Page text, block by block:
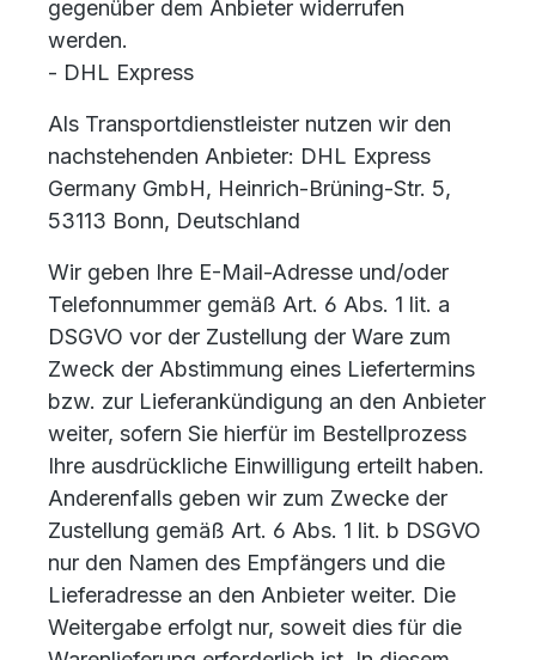
gegenüber dem Anbieter widerrufen
werden.
- DHL Express
Als Transportdienstleister nutzen wir den
nachstehenden Anbieter: DHL Express
Germany GmbH, Heinrich-Brüning-Str. 5,
53113 Bonn, Deutschland
Wir geben Ihre E-Mail-Adresse und/oder
Telefonnummer gemäß Art. 6 Abs. 1 lit. a
DSGVO vor der Zustellung der Ware zum
Zweck der Abstimmung eines Liefertermins
bzw. zur Lieferankündigung an den Anbieter
weiter, sofern Sie hierfür im Bestellprozess
Ihre ausdrückliche Einwilligung erteilt haben.
Anderenfalls geben wir zum Zwecke der
Zustellung gemäß Art. 6 Abs. 1 lit. b DSGVO
nur den Namen des Empfängers und die
Lieferadresse an den Anbieter weiter. Die
Weitergabe erfolgt nur, soweit dies für die